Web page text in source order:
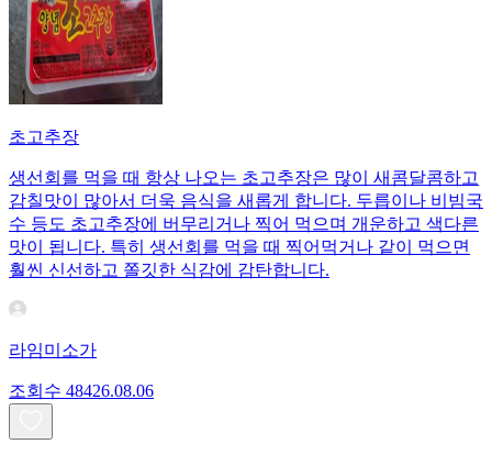
초고추장
생선회를 먹을 때 항상 나오는 초고추장은 많이 새콤달콤하고
감칠맛이 많아서 더욱 음식을 새롭게 합니다. 두릅이나 비빔국
수 등도 초고추장에 버무리거나 찍어 먹으며 개운하고 색다른
맛이 됩니다. 특히 생선회를 먹을 때 찍어먹거나 같이 먹으면
훨씬 신선하고 쫄깃한 식감에 감탄합니다.
라임미소가
조회수 48426.08.06